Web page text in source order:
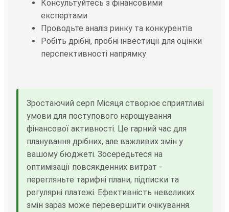
Консультуйтесь з фінансовими
експертами
Проводьте аналіз ринку та конкурентів
Робіть дрібні, пробні інвестиції для оцінки
перспективності напрямку
Зростаючий серп Місяця створює сприятливі
умови для поступового нарощування
фінансової активності. Це гарний час для
планування дрібних, але важливих змін у
вашому бюджеті. Зосередьтеся на
оптимізації повсякденних витрат -
перегляньте тарифні плани, підписки та
регулярні платежі. Ефективність невеликих
змін зараз може перевершити очікування.